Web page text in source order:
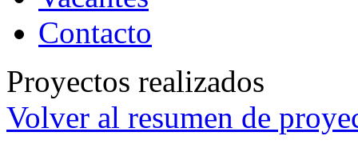
Contacto
Proyectos realizados
Volver al resumen de